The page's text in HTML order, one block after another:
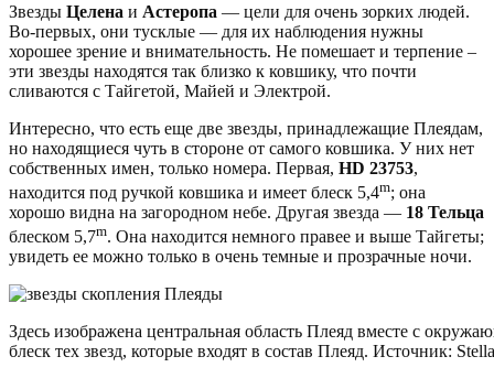
Звезды Целена и Астеропа — цели для очень зорких людей.
Во-первых, они тусклые — для их наблюдения нужны
хорошее зрение и внимательность. Не помешает и терпение –
эти звезды находятся так близко к ковшику, что почти
сливаются с Тайгетой, Майей и Электрой.
Интересно, что есть еще две звезды, принадлежащие Плеядам,
но находящиеся чуть в стороне от самого ковшика. У них нет
собственных имен, только номера. Первая, HD 23753,
находится под ручкой ковшика и имеет блеск 5,4m; она
хорошо видна на загородном небе. Другая звезда — 18 Тельца
блеском 5,7m. Она находится немного правее и выше Тайгеты;
увидеть ее можно только в очень темные и прозрачные ночи.
Здесь изображена центральная область Плеяд вместе с
блеск тех звезд, которые входят в состав Плеяд. Источник: